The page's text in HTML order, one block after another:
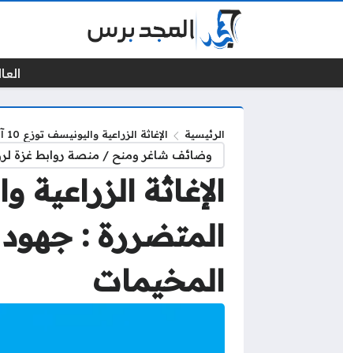
الرئيسية الإغاثة الزراعية واليونيسف توزع 10 آلاف شادر لدعم المخيمات المتضررة : جهود متواصلة لتوفير الإيواء والحماية في المخيمات
وضائف شاغر ومنح / منصة روابط غزة
المتضررة : جهود
المخيمات